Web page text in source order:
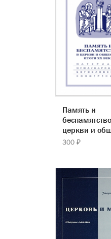
Память и
церкви и
300 ₽